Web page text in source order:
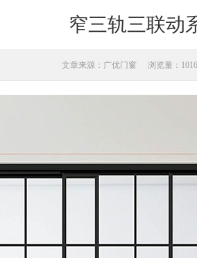
窄三轨三联动
文章来源：广优门窗 浏览量：1016